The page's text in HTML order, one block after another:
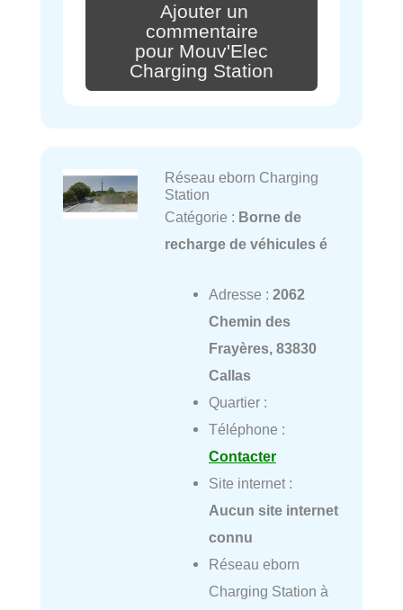
Ajouter un
commentaire
pour Mouv'Elec
Charging Station
Réseau eborn Charging
Station
Catégorie : Borne de
recharge de véhicules é
Adresse : 2062
Chemin des
Frayères, 83830
Callas
Quartier :
Téléphone :
Contacter
Site internet :
Aucun site internet
connu
Réseau eborn
Charging Station à